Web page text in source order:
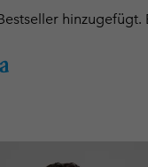
hinzugefügt.